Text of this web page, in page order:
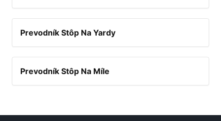
Prevodník Stôp Na Yardy
Prevodník Stôp Na Míle